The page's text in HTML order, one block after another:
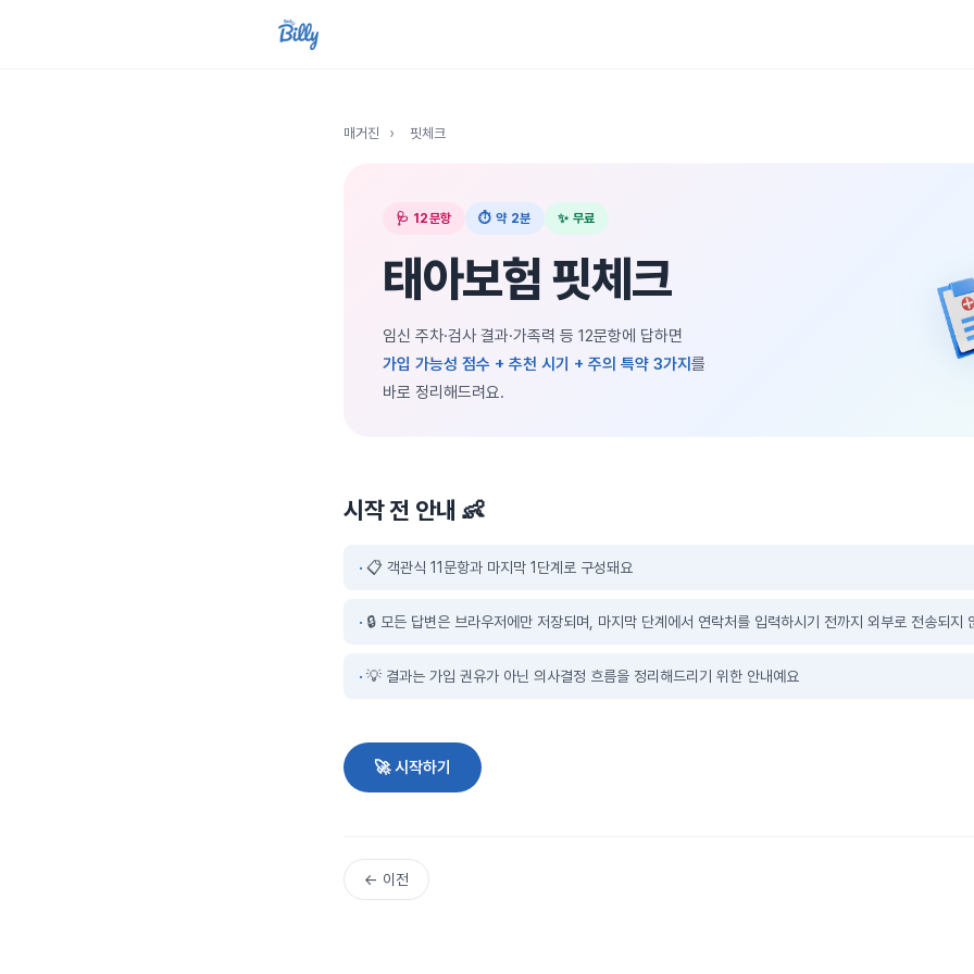
매거진 › 핏체크
🩺 12문항 ⏱ 약 2분 ✨ 무료
태아보험 핏체크
임신 주차·검사 결과·가족력 등 12문항에 답하면
가입 가능성 점수 + 추천 시기 + 주의 특약 3가지 를
바로 정리해드려요.
시작 전 안내 👶
📋 객관식 11문항과 마지막 1단계로 구성돼요
🔒 모든 답변은 브라우저에만 저장되며, 마지막 단계에서 연락처를 입력하시기 전까지 외부로 전송되지
💡 결과는 가입 권유가 아닌 의사결정 흐름을 정리해드리기 위한 안내예요
🚀 시작하기
← 이전